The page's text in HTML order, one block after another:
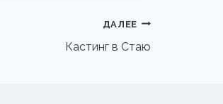
ДАЛЕЕ
Кастинг в Стаю